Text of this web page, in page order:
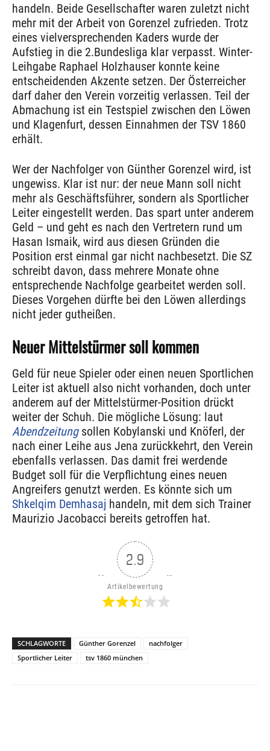
handeln. Beide Gesellschafter waren zuletzt nicht
mehr mit der Arbeit von Gorenzel zufrieden. Trotz
eines vielversprechenden Kaders wurde der
Aufstieg in die 2.Bundesliga klar verpasst. Winter-
Leihgabe Raphael Holzhauser konnte keine
entscheidenden Akzente setzen. Der Österreicher
darf daher den Verein vorzeitig verlassen. Teil der
Abmachung ist ein Testspiel zwischen den Löwen
und Klagenfurt, dessen Einnahmen der TSV 1860
erhält.
Wer der Nachfolger von Günther Gorenzel wird, ist
ungewiss. Klar ist nur: der neue Mann soll nicht
mehr als Geschäftsführer, sondern als Sportlicher
Leiter eingestellt werden. Das spart unter anderem
Geld – und geht es nach den Vertretern rund um
Hasan Ismaik, wird aus diesen Gründen die
Position erst einmal gar nicht nachbesetzt. Die SZ
schreibt davon, dass mehrere Monate ohne
entsprechende Nachfolge gearbeitet werden soll.
Dieses Vorgehen dürfte bei den Löwen allerdings
nicht jeder gutheißen.
Neuer Mittelstürmer soll kommen
Geld für neue Spieler oder einen neuen Sportlichen
Leiter ist aktuell also nicht vorhanden, doch unter
anderem auf der Mittelstürmer-Position drückt
weiter der Schuh. Die mögliche Lösung: laut
Abendzeitungsollen Kobylanski und Knöferl, der
nach einer Leihe aus Jena zurückkehrt, den Verein
ebenfalls verlassen. Das damit frei werdende
Budget soll für die Verpflichtung eines neuen
Angreifers genutzt werden. Es könnte sich um
Shkelqim Demhasaj handeln, mit dem sich Trainer
Maurizio Jacobacci bereits getroffen hat.
2.9
Artikelbewertung
SCHLAGWORTE Günther Gorenzel
nachfolger
Sportlicher Leiter
tsv 1860 münchen